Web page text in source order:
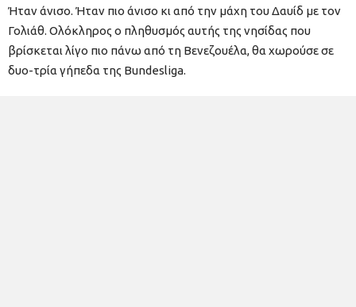
Ήταν άνισο. Ήταν πιο άνισο κι από την μάχη του Δαυίδ με τον
Γολιάθ. Ολόκληρος ο πληθυσμός αυτής της νησίδας που
βρίσκεται λίγο πιο πάνω από τη Βενεζουέλα, θα χωρούσε σε
δυο-τρία γήπεδα της Bundesliga.